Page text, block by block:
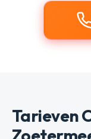
Tarieven